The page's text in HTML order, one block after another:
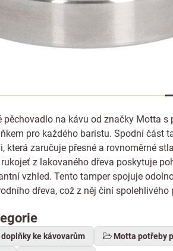
pěchovadlo na kávu od značky Motta
pro každého baristu. Spodní část
která zaručuje přesné a rovnoměrné
z lakovaného dřeva poskytuje
vzhled. Tento tamper spojuje
dřeva, což z něj činí
ke kávovarům Motta potřeby